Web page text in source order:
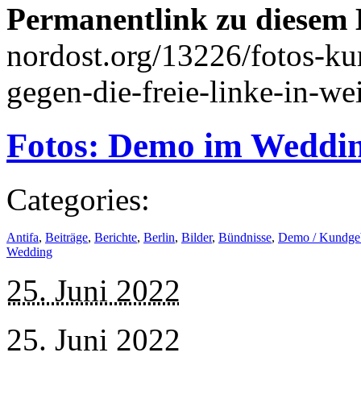
Permanentlink zu
nordost.org/13226/fotos-
gegen-die-freie-linke-in-
Fotos: Demo im
Categories:
Antifa, Beiträge, Berichte, Berlin, Bilder, Bündnisse, Demo /
Wedding
25. Juni 2022
25. Juni 2022